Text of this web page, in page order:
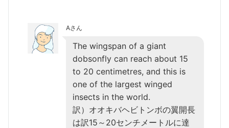
Aさん
The wingspan of a giant
dobsonfly can reach about 15
to 20 centimetres, and this is
one of the largest winged
insects in the world.
訳）オオキバヘビトンボの翼開長
は訳15～20センチメートルに達